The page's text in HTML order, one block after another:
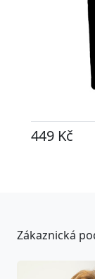
449 Kč
Zákaznická